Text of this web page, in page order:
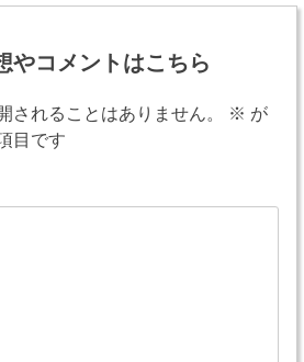
やコメントはこちら
されることはありません。 ※ が
目です